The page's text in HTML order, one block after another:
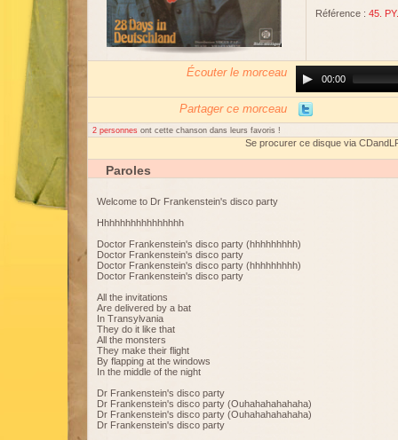
Référence : 45.
Écouter le morceau
Player00:00
Partager ce morceau
2 personnes ont cette chanson dans leurs favoris !
Se procurer ce disque via
Paroles
Welcome to Dr Frankenstein's disco party
Hhhhhhhhhhhhhhhh
Doctor Frankenstein's disco party (hhhhhhhhh)
Doctor Frankenstein's disco party
Doctor Frankenstein's disco party (hhhhhhhhh)
Doctor Frankenstein's disco party
All the invitations
Are delivered by a bat
In Transylvania
They do it like that
All the monsters
They make their flight
By flapping at the windows
In the middle of the night
Dr Frankenstein's disco party
Dr Frankenstein's disco party (Ouhahahahahaha)
Dr Frankenstein's disco party (Ouhahahahahaha)
Dr Frankenstein's disco party